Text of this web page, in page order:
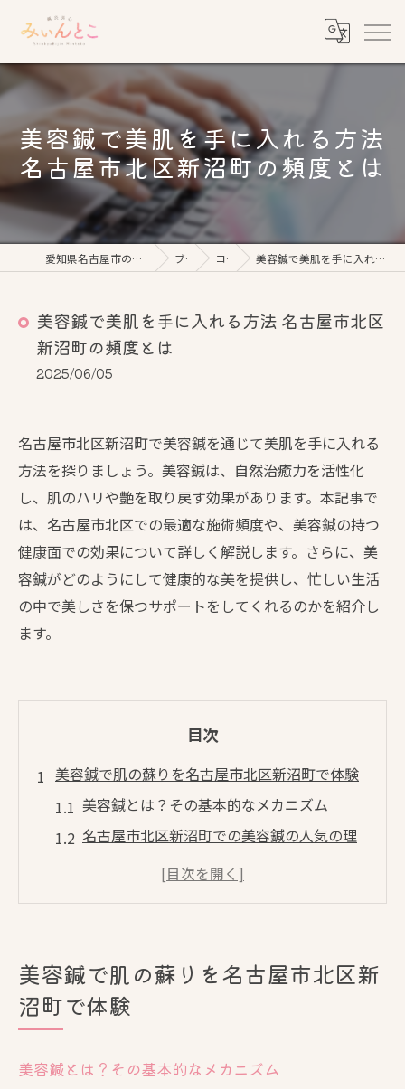
美容鍼で美肌を手に入れる方法
名古屋市北区新沼町の頻度とは
愛知県名古屋市の美容鍼なら鍼灸美心みぃんとこ ブログ コラム 美容鍼で美肌を手に入れる方法 名古屋市北区新沼町の頻度とは
美容鍼で美肌を手に入れる方法 名古屋市北区
新沼町の頻度とは
2025/06/05
名古屋市北区新沼町で美容鍼を通じて美肌を手に入れる
方法を探りましょう。美容鍼は、自然治癒力を活性化
し、肌のハリや艶を取り戻す効果があります。本記事で
は、名古屋市北区での最適な施術頻度や、美容鍼の持つ
健康面での効果について詳しく解説します。さらに、美
容鍼がどのようにして健康的な美を提供し、忙しい生活
の中で美しさを保つサポートをしてくれるのかを紹介し
ます。
目次
美容鍼で肌の蘇りを名古屋市北区新沼町で体験
美容鍼とは？その基本的なメカニズム
名古屋市北区新沼町での美容鍼の人気の理
美容鍼の施術後に期待できる変化とは
美容鍼がもたらす自然な美肌効果とその頻度
自然な美肌を実現する美容鍼の秘訣
美容鍼で肌の蘇りを名古屋市北区新
沼町で体験
美容鍼とは？その基本的なメカニズム